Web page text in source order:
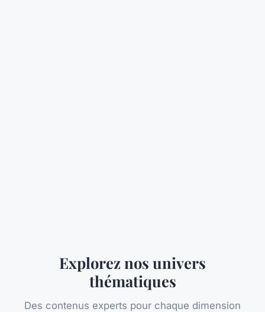
Explorez nos univers
thématiques
Des contenus experts pour chaque dimension